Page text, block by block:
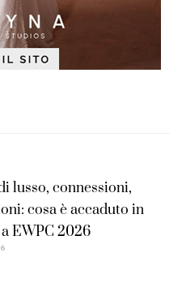
lusso, connessioni,
cosa è accaduto in
EWPC 2026